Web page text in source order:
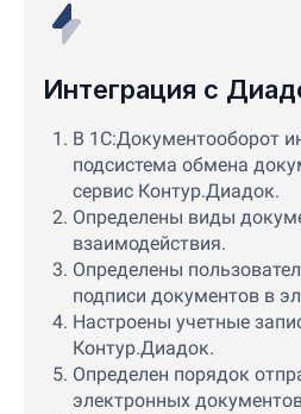
Интеграция с
В 1С:Документооборот
подсистема обмена
сервис Контур.Диадок.
Определены виды
взаимодействия.
Определены
подписи документов в
Настроены учетные
Контур.Диадок.
Определен порядок
электронных